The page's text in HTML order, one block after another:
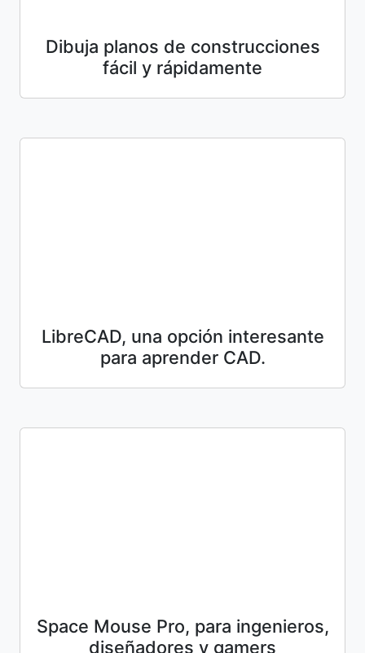
Dibuja planos de construcciones
fácil y rápidamente
LibreCAD, una opción interesante
para aprender CAD.
Space Mouse Pro, para ingenieros,
diseñadores y gamers